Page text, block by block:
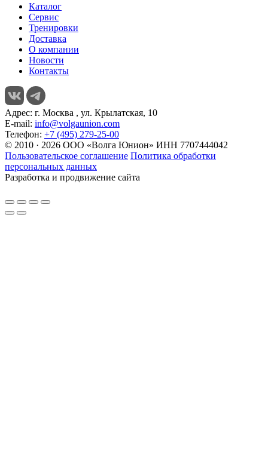
Каталог
Сервис
Тренировки
Доставка
О компании
Новости
Контакты
Адрес: г. Москва , ул. Крылатская, 10
E-mail: info@volgaunion.com
Телефон: +7 (495) 279-25-00
© 2010 · 2026 ООО «Волга Юнион» ИНН 7707444042
Пользовательское соглашение Политика обработки
персональных данных
Разработка и продвижение сайта